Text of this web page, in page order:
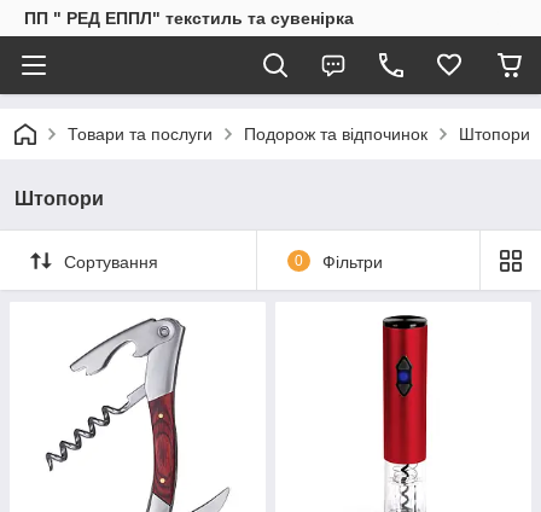
ПП " РЕД ЕППЛ" текстиль та сувенірка
Товари та послуги Подорож та відпочинок Штопори
Штопори
Сортування 0 Фільтри